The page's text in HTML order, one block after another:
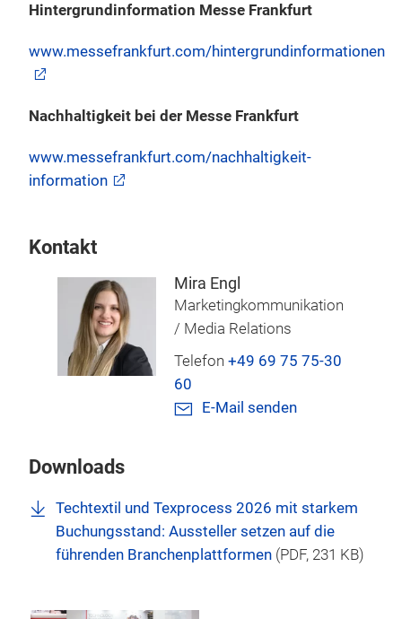
Hintergrundinformation Messe Frankfurt
www.messefrankfurt.com/hintergrundinformationen
Nachhaltigkeit bei der Messe Frankfurt
www.messefrankfurt.com/nachhaltigkeit-
information
Kontakt
Mira Engl
Marketingkommunikation
/ Media Relations
Telefon +49 69 75 75-30
60
E-Mail senden
Downloads
Techtextil und Texprocess 2026 mit starkem
Buchungsstand: Aussteller setzen auf die
führenden Branchenplattformen (PDF, 231 KB)